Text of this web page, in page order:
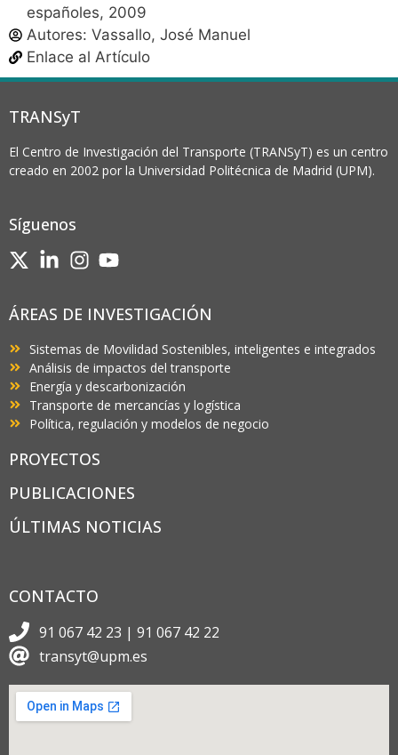
españoles, 2009
Autores: Vassallo, José Manuel
Enlace al Artículo
TRANSyT
El Centro de Investigación del Transporte (TRANSyT) es un centro
creado en 2002 por la Universidad Politécnica de Madrid (UPM).
Síguenos
ÁREAS DE INVESTIGACIÓN
Sistemas de Movilidad Sostenibles, inteligentes e integrados
Análisis de impactos del transporte
Energía y descarbonización
Transporte de mercancías y logística
Política, regulación y modelos de negocio
PROYECTOS
PUBLICACIONES
ÚLTIMAS NOTICIAS
CONTACTO
91 067 42 23 | 91 067 42 22
transyt@upm.es